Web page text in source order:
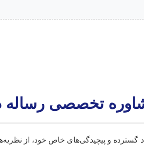
تخصصی رساله
گسترده و پیچیدگی‌های خاص خود، از